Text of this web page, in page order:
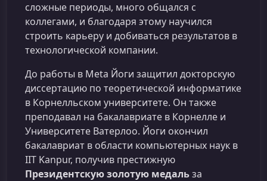
сложные периоды, много общался с
коллегами, и благодаря этому научился
строить карьеру и добиваться результатов в
технологической компании.
До работы в Meta Йоги защитил докторскую
диссертацию по теоретической информатике
в Корнелльском университете. Он также
преподавал на бакалавриате в Корнелле и
Университете Ватерлоо. Йоги окончил
бакалавриат в области компьютерных наук в
IIT Kanpur, получив престижную
Президентскую золотую медальза